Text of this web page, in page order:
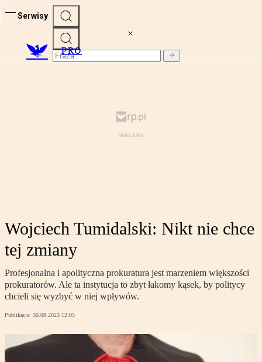
Serwisy
PRO
Wojciech Tumidalski: Nikt nie chce
tej zmiany
Profesjonalna i apolityczna prokuratura jest marzeniem większości
prokuratorów. Ale ta instytucja to zbyt łakomy kąsek, by politycy
chcieli się wyzbyć w niej wpływów.
Publikacja: 30.08.2023 12:05